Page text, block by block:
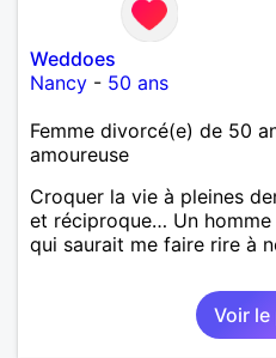
Weddoes
Nancy - 50 ans
Femme divorcé(e) de 50
amoureuse
Croquer la vie à pleines
et réciproque… Un
qui saurait me faire rire à
Voir